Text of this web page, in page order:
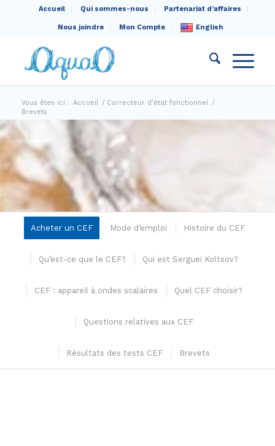
Accueil Qui sommes-nous Partenariat d’affaires
Nous joindre Mon Compte English
Vous êtes ici : Accueil / Correcteur d’état fonctionnel /
Brevets
Acheter un CEF Mode d’emploi Histoire du CEF
Qu’est-ce que le CEF? Qui est Sergueï Koltsov?
CEF : appareil à ondes scalaires Quel CEF choisir?
Questions relatives aux CEF
Résultats des tests CEF Brevets